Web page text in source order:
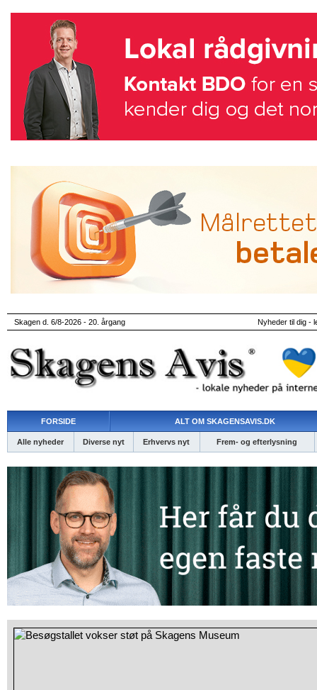
Skagen d. 6/8-2026 - 20. årgang Nyheder til dig -
FORSIDE ALT OM SKAGENSAVIS.DK
Alle nyheder Diverse nyt Erhvervs nyt Frem- og efterlysning